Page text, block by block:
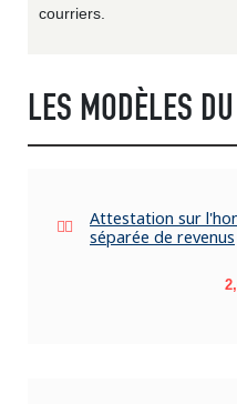
courriers.
LES MODÈLES
Attestation sur
séparée de revenus